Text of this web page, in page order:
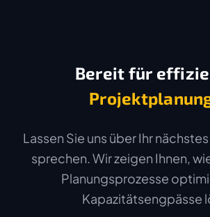
Bereit für
Lassen Sie uns über Ihr
sprechen. Wir zeigen Ihnen,
Planungsprozesse
Kapazitätsengpässe